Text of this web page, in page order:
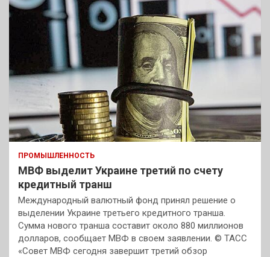
ПРОМЫШЛЕННОСТЬ
МВФ выделит Украине третий по счету
кредитный транш
Международный валютный фонд принял решение о
выделении Украине третьего кредитного транша.
Сумма нового транша составит около 880 миллионов
долларов, сообщает МВФ в своем заявлении. © ТАСС
«Совет МВФ сегодня завершит третий обзор